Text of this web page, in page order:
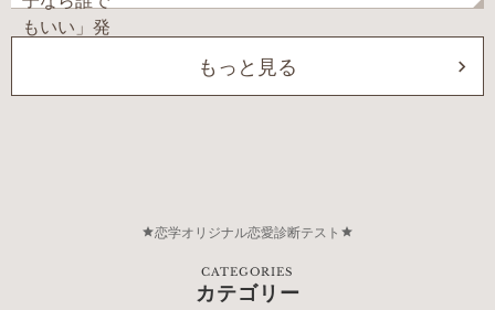
もっと見る
恋学オリジナル恋愛診断テスト
CATEGORIES
カテゴリー